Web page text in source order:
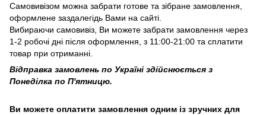
Самовивізом можна забрати готове та зібране замовлення,
оформлене заздалегідь Вами на сайті.
Вибираючи самовивіз, Ви можете забрати замовлення через
1-2 робочі дні після оформлення, з 11:00-21:00 та сплатити
товар при отриманні.
Відправка замовлень по Україні здійснюється з
Понеділка по П'ятницю.
Ви можете оплатити замовлення одним із зручних для